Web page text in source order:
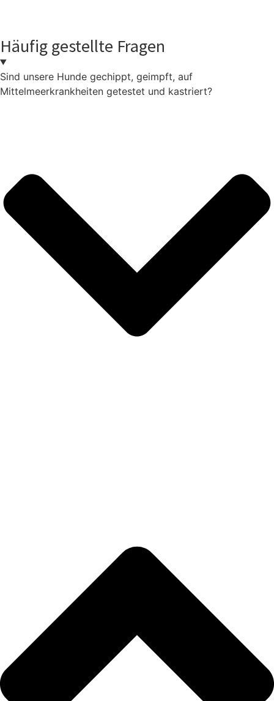
Häufig gestellte Fragen
Sind unsere Hunde gechippt, geimpft, auf
Mittelmeerkrankheiten getestet und kastriert?